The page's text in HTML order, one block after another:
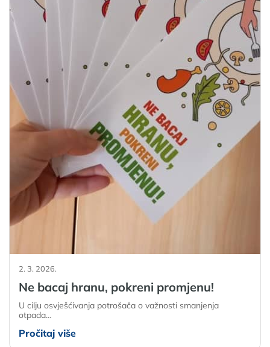
2. 3. 2026.
Ne bacaj hranu, pokreni promjenu!
U cilju osvješćivanja potrošača o važnosti smanjenja
otpada…
Pročitaj više